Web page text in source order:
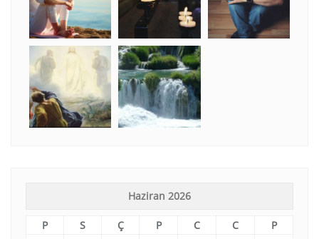
Haziran 2026
P S Ç P C C
P